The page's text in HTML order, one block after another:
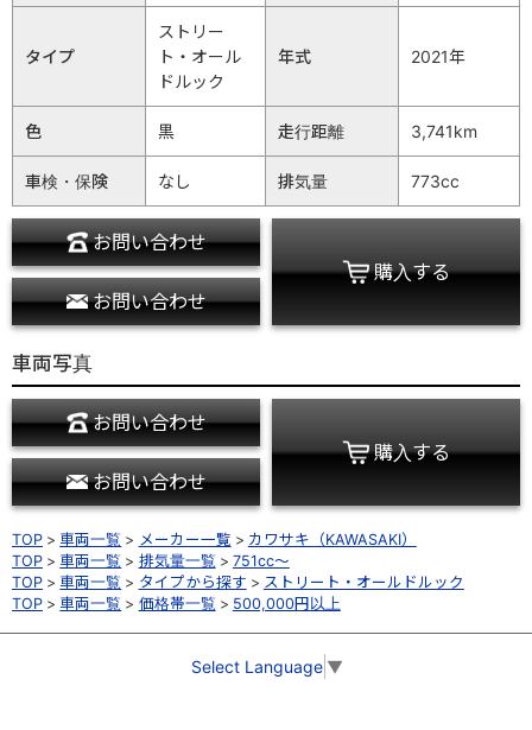
タイプ
ストリー
ト・オール
ドルック
年式 2021年
色 黒 走行距離 3,741km
車検・保険 なし 排気量 773cc
お問い合わせ
お問い合わせ
購入する
車両写真
お問い合わせ
お問い合わせ
購入する
TOP 車両一覧 メーカー一覧
カワサキ（KAWASAKI）
TOP
車両一覧 排気量一覧
751cc～
TOP
車両一覧 タイプから探す
ストリート・オールドルック
TOP
車両一覧 価格帯一覧 500,000円以上
Select Language ▼